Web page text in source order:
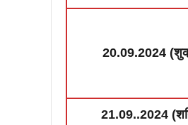
20.09.2024
21.09..2024